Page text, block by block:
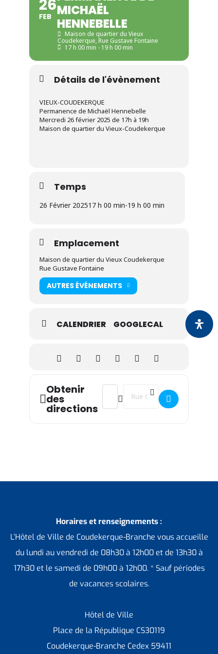
26
FEB
MICHAËL
HENNEBELLE
Maison de quartier du Vieux
Coudekerque, Rue Gustave Fontaine
17 h 00 min - 19 h 00 min
Détails de l'évènement
VIEUX-COUDEKERQUE
Permanence de Michaël Hennebelle
Mercredi 26 février 2025 de 17h à 19h
Maison de quartier du Vieux-Coudekerque
Temps
26 Février 202517 h 00 min-19 h 00 min
Emplacement
Maison de quartier du Vieux Coudekerque
Rue Gustave Fontaine
AUTRES ÉVÉNEMENTS
CALENDRIER GOOGLECAL
Obtenir
des
directions
Address - Permanence de Michaël
Destination Address -
Horaires et renseignements :
L’Hôtel de Ville de Coudekerque-Branche vous accueille
du lundi au vendredi de 08h30 à 12h00 et de 13h30 à
17h30 et le samedi de 09h00 à 12h00. * Sauf périodes
de vacances scolaires.
Hôtel de Ville
Place de la République CS30119
Coudekerque-Branche Cedex 59411